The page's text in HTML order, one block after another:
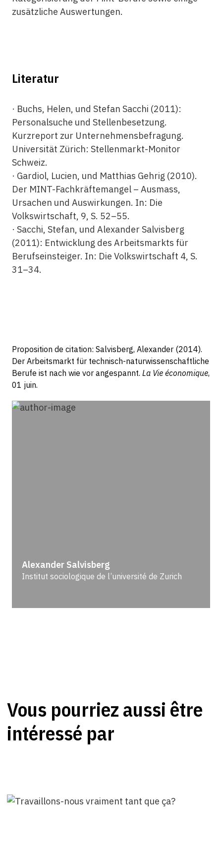
zusätzliche Auswertungen.
Literatur
· Buchs, Helen, und Stefan Sacchi (2011):
Personalsuche und Stellenbesetzung.
Kurzreport zur Unternehmensbefragung.
Universität Zürich: Stellenmarkt-Monitor
Schweiz.
· Gardiol, Lucien, und Matthias Gehrig (2010).
Der MINT-Fachkräftemangel – Ausmass,
Ursachen und Auswirkungen. In: Die
Volkswirtschaft, 9, S. 52–55.
· Sacchi, Stefan, und Alexander Salvisberg
(2011): Entwicklung des Arbeitsmarkts für
Berufseinsteiger. In: Die Volkswirtschaft 4, S.
31–34.
Proposition de citation: Salvisberg, Alexander (2014).
Der Arbeitsmarkt für technisch-naturwissenschaftliche
Berufe ist nach wie vor angespannt. La Vie économique,
01 juin.
Alexander Salvisberg
Institut sociologique de l’université de Zurich
Vous pourriez aussi être
intéressé par